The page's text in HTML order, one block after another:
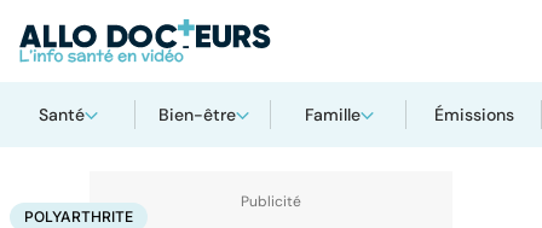
Santé Bien-être Famille Émissions
AccueilSantéMaladies Polyarthrite
POLYARTHRITE